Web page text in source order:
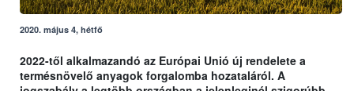
2020. május 4, hétfő
2022-től alkalmazandó az Európai Unió új rendelete a
termésnövelő anyagok forgalomba hozataláról. A